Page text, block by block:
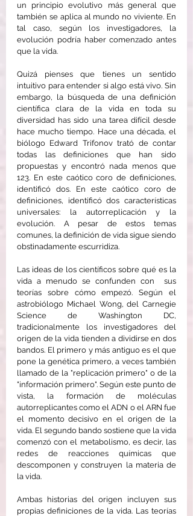
un principio evolutivo más general que
también se aplica al mundo no viviente. En
tal caso, según los investigadores, la
evolución podría haber comenzado antes
que la vida.
Quizá pienses que tienes un sentido
intuitivo para entender si algo está vivo. Sin
embargo, la búsqueda de una definición
científica clara de la vida en toda su
diversidad has sido una tarea difícil desde
hace mucho tiempo. Hace una década, el
biólogo Edward Trifonov trató de contar
todas las definiciones que han sido
propuestas y encontró nada menos que
123. En este caótico coro de definiciones,
identificó dos. En este caótico coro de
definiciones, identificó dos características
universales: la autorreplicación y la
evolución. A pesar de estos temas
comunes, la definición de vida sigue siendo
obstinadamente escurridiza.
Las ideas de los científicos sobre qué es la
vida a menudo se confunden con  sus
teorías sobre cómo empezó. Según el
astrobiólogo Michael Wong, del Carnegie
Science de Washington DC,
tradicionalmente los investigadores del
origen de la vida tienden a dividirse en dos
bandos. El primero y más antiguo es el que
pone la genética primero, a veces también
llamado de la "replicación primero" o de la
"información primero". Según este punto de
vista, la formación de moléculas
autorreplicantes como el ADN o el ARN fue
el momento decisivo en el origen de la
vida. El segundo bando sostiene que la vida
comenzó con el metabolismo, es decir, las
redes de reacciones químicas que
descomponen y construyen la materia de
la vida.
Ambas historias del origen incluyen sus
propias definiciones de la vida. Las teorías